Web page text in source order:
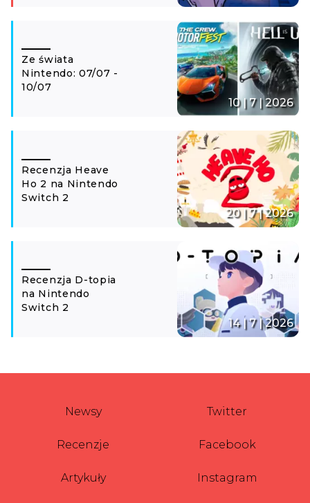
Ze świata
Nintendo: 07/07 -
10/07
10 | 7 | 2026
Recenzja Heave
Ho 2 na Nintendo
Switch 2
20 | 7 | 2026
Recenzja D-topia
na Nintendo
Switch 2
14 | 7 | 2026
Newsy
Recenzje
Artykuły
Twitter
Facebook
Instagram